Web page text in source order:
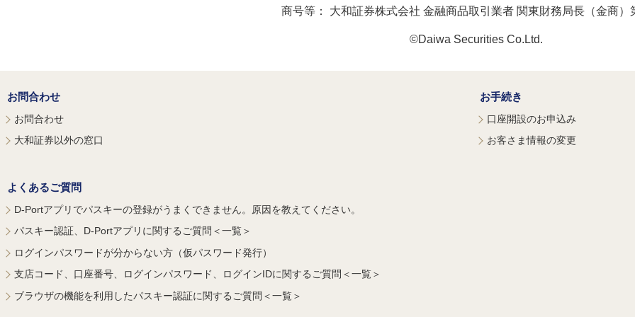
商号等： 大和証券株式会社 金融商品取引業者 関東財務局長（金商）
©Daiwa Securities Co.Ltd.
お問合わせ
お問合わせ
大和証券以外の窓口
お手続き
口座開設のお申込み
お客さま情報の変更
よくあるご質問
D-Portアプリでパスキーの登録がうまくできません。原因を教えてください。
パスキー認証、D-Portアプリに関するご質問＜一覧＞
ログインパスワードが分からない方（仮パスワード発行）
支店コード、口座番号、ログインパスワード、ログインIDに関するご質問＜一覧＞
ブラウザの機能を利用したパスキー認証に関するご質問＜一覧＞